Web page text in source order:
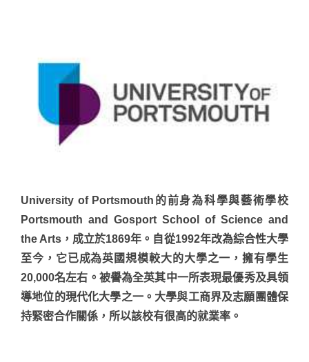
University of Portsmouth的前身為科學與藝術學校
Portsmouth and Gosport School of Science and
the Arts，成立於1869年。自從1992年改為綜合性大學
至今，它已成為英國規模較大的大學之一，擁有學生
20,000名左右。被譽為全英其中一所表現最優秀及具領
導地位的現代化大學之一。大學與工商界及志願團體保
持緊密合作關係，所以該校有很高的就業率。